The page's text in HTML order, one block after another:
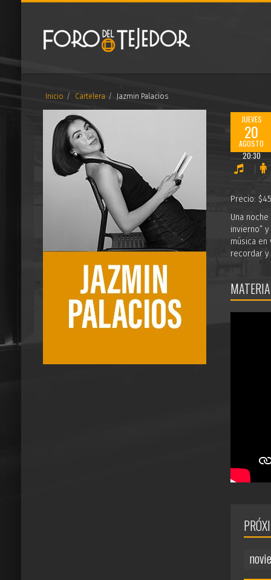
Inicio Cartelera Jazmin Palacios
JUEVES
20
AGOSTO
20:30
Precio:
Una
invierno”
música en
recordar